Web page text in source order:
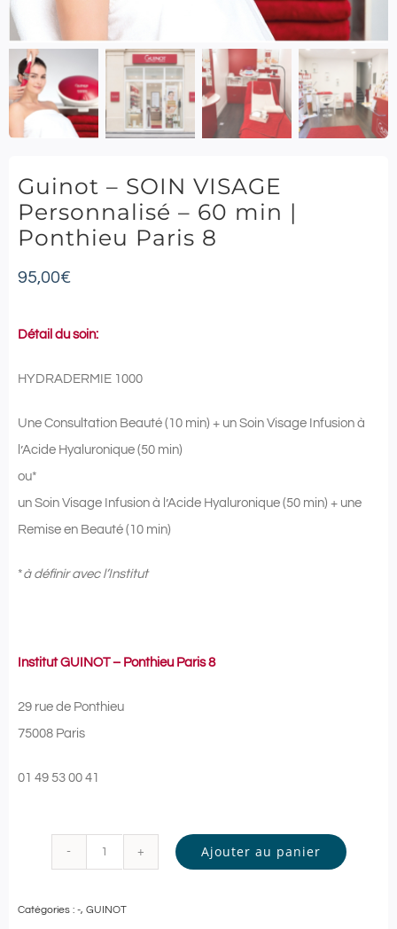
Guinot – SOIN VISAGE
Personnalisé – 60 min |
Ponthieu Paris 8
95,00€
Détail du soin:
HYDRADERMIE 1000
Une Consultation Beauté (10 min) + un Soin Visage Infusion à
l’Acide Hyaluronique (50 min)
ou*
un Soin Visage Infusion à l’Acide Hyaluronique (50 min) + une
Remise en Beauté (10 min)
*à définir avec l’Institut
Institut GUINOT – Ponthieu Paris 8
29 rue de Ponthieu
75008 Paris
01 49 53 00 41
Guinot
Ajouter au panier
Catégories : -, GUINOT